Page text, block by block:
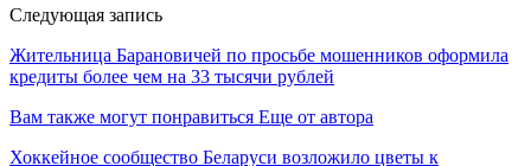
Следующая запись
Жительница Барановичей по просьбе мошенников оформила
кредиты более чем на 33 тысячи рублей
Вам также могут понравиться Еще от автора
Хоккейное сообщество Беларуси возложило цветы к